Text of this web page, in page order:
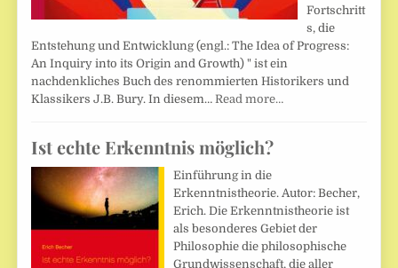
Fortschritt
s, die
Entstehung und Entwicklung (engl.: The Idea of Progress:
An Inquiry into its Origin and Growth) " ist ein
nachdenkliches Buch des renommierten Historikers und
Klassikers J.B. Bury. In diesem… Read more…
Ist echte Erkenntnis möglich?
Einführung in die
Erkenntnistheorie. Autor: Becher,
Erich. Die Erkenntnistheorie ist
als besonderes Gebiet der
Philosophie die philosophische
Grundwissenschaft, die aller